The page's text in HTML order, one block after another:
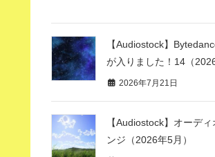
【Audiostock】
が入りました！14（
2026年7月21日
【Audiostock】オーデ
ンジ（2026年5月）